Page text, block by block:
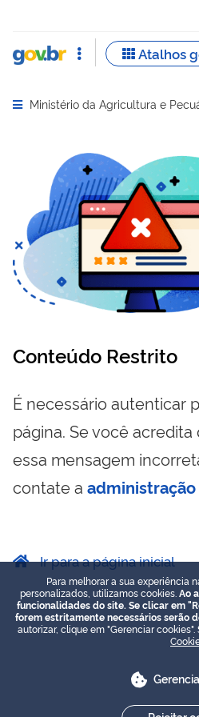
Abrir menu principal de
Ministério da Agricultura e
Conteúdo Restrito
É necessário autenticar
página. Se você
essa mensagem
contate a
Ir para a página inicial
Para melhorar a sua experiência
personalizados, utilizamos cookies. Ao
funcionalidades do site. Se clicar em
forem estritamente necessários serão
autorizar, clique em "Gerenciar cookies".